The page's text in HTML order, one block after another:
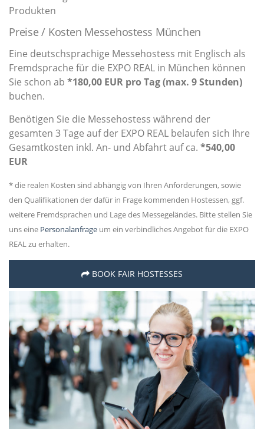
Produkten
Preise / Kosten Messehostess München
Eine deutschsprachige Messehostess mit Englisch als
Fremdsprache für die EXPO REAL in München können
Sie schon ab *180,00 EUR pro Tag (max. 9 Stunden)
buchen.
Benötigen Sie die Messehostess während der
gesamten 3 Tage auf der EXPO REAL belaufen sich Ihre
Gesamtkosten inkl. An- und Abfahrt auf ca. *540,00
EUR
* die realen Kosten sind abhängig von Ihren Anforderungen, sowie
den Qualifikationen der dafür in Frage kommenden Hostessen, ggf.
weitere Fremdsprachen und Lage des Messegeländes. Bitte stellen Sie
uns eine Personalanfrage um ein verbindliches Angebot für die EXPO
REAL zu erhalten.
BOOK FAIR HOSTESSES